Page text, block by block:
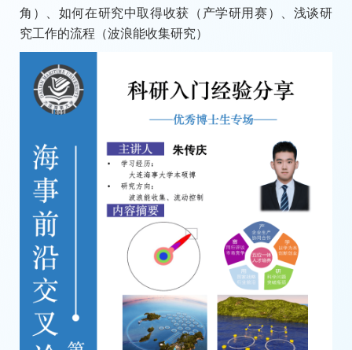
角）、如何在研究中取得收获（产学研用赛）、浅谈研
究工作的流程（波浪能收集研究）